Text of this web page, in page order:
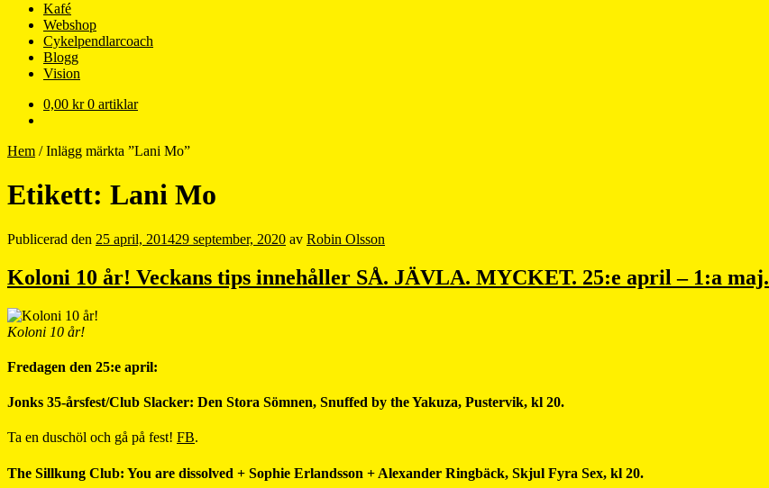
Kafé
Webshop
Cykelpendlarcoach
Blogg
Vision
0,00 kr 0 artiklar
Hem /Inlägg märkta ”Lani Mo”
Etikett: Lani Mo
Publicerad den 25 april, 201429 september, 2020 av Robin Olsson
Koloni 10 år! Veckans tips innehåller SÅ. JÄVLA. MYCKET. 25:e april – 1:a maj.
Koloni 10 år!
Fredagen den 25:e april:
Jonks 35-årsfest/Club Slacker: Den Stora Sömnen, Snuffed by the Yakuza, Pustervik, kl 20.
Ta en duschöl och gå på fest! FB.
The Sillkung Club: You are dissolved + Sophie Erlandsson + Alexander Ringbäck, Skjul Fyra Sex, kl 20.